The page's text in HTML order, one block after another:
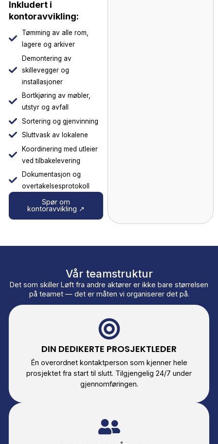
Kontoravvikling —
vi rydder opp etter
dere
Mange bedrifter fokuserer
så mye på det nye kontoret
at de glemmer det gamle.
Kontrakten med utleier
krever som regel at
lokalene leveres tilbake i
avtalt stand — innen en
bestemt frist.
Løft tilbyr komplett
kontoravvikling — enten
som del av et større
prosjektledelsesoppdrag,
eller som en selvstendig
avtalt stand, koordinerer
Fristen overholdes —
alltid.
Tømming av alle rom,
lagere og arkiver
Demontering av